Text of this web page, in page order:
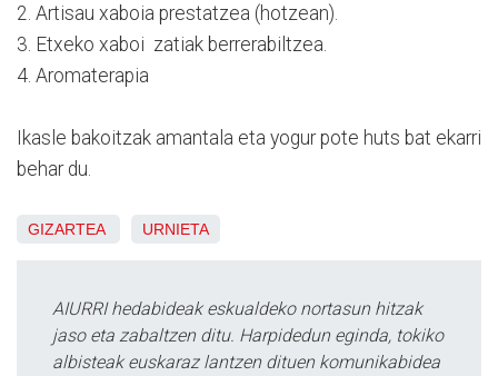
2. Artisau xaboia prestatzea (hotzean).
3. Etxeko xaboi zatiak berrerabiltzea.
4. Aromaterapia
Ikasle bakoitzak amantala eta yogur pote huts bat ekarri
behar du.
GIZARTEA URNIETA
AIURRI hedabideak eskualdeko nortasun hitzak
jaso eta zabaltzen ditu. Harpidedun eginda, tokiko
albisteak euskaraz lantzen dituen komunikabidea